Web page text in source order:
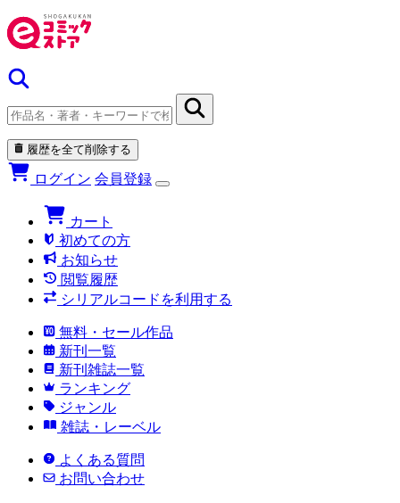
履歴を全て削除する
ログイン 会員登録
カート
初めての方
お知らせ
閲覧履歴
シリアルコードを利用する
無料・セール作品
新刊一覧
新刊雑誌一覧
ランキング
ジャンル
雑誌・レーベル
よくある質問
お問い合わせ